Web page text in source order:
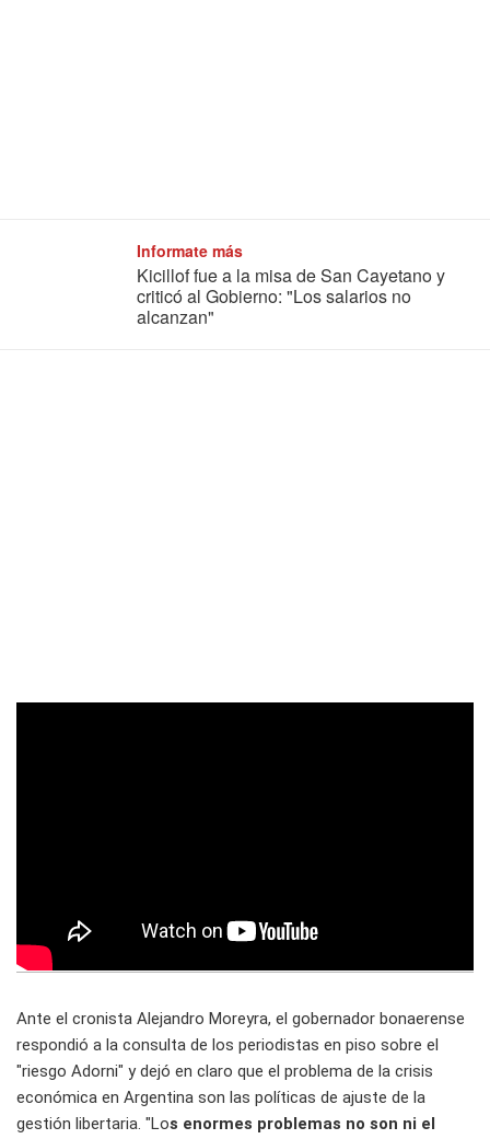
Informate más
Kicillof fue a la misa de San Cayetano y
criticó al Gobierno: "Los salarios no
alcanzan"
Ante el cronista Alejandro Moreyra, el gobernador bonaerense
respondió a la consulta de los periodistas en piso sobre el
"riesgo Adorni" y dejó en claro que el problema de la crisis
económica en Argentina son las políticas de ajuste de la
gestión libertaria. "Los enormes problemas no son ni el